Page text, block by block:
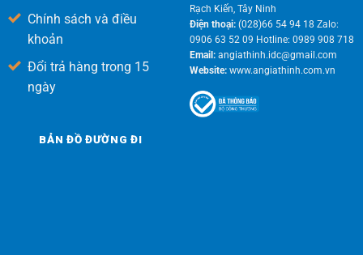
Chính sách và điều
khoản
Đổi trả hàng trong 15
ngày
Rạch Kiến, Tây Ninh
Điện thoại:(028)66 54 94 18 Zalo:
0906 63 52 09 Hotline: 0989 908 718
Email:angiathinh.idc@gmail.com
Website:www.angiathinh.com.vn
BẢN ĐỒ ĐƯỜNG ĐI